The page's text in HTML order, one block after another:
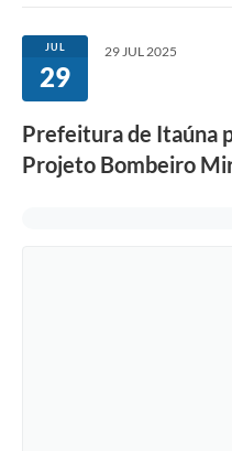
JUL
29
29 JUL 2025
Prefeitura de Itaúna
Projeto Bombeiro